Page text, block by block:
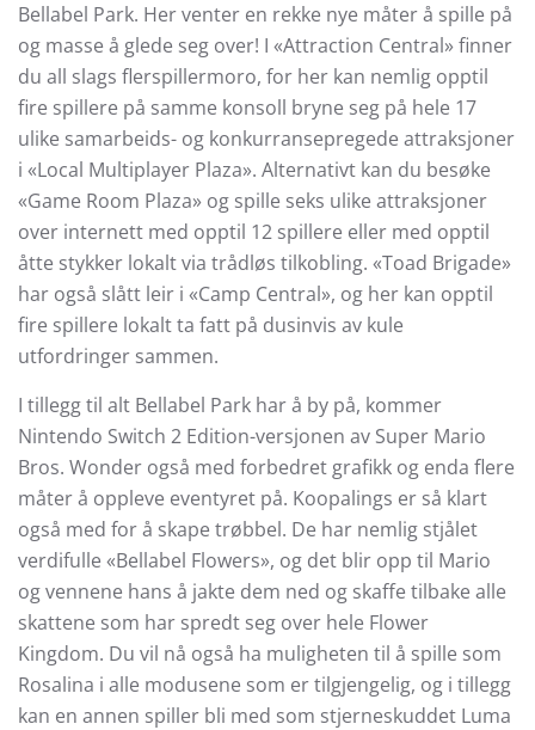
Bellabel Park. Her venter en rekke nye måter å spille på
og masse å glede seg over! I «Attraction Central» finner
du all slags flerspillermoro, for her kan nemlig opptil
fire spillere på samme konsoll bryne seg på hele 17
ulike samarbeids- og konkurransepregede attraksjoner
i «Local Multiplayer Plaza». Alternativt kan du besøke
«Game Room Plaza» og spille seks ulike attraksjoner
over internett med opptil 12 spillere eller med opptil
åtte stykker lokalt via trådløs tilkobling. «Toad Brigade»
har også slått leir i «Camp Central», og her kan opptil
fire spillere lokalt ta fatt på dusinvis av kule
utfordringer sammen.
I tillegg til alt Bellabel Park har å by på, kommer
Nintendo Switch 2 Edition-versjonen av Super Mario
Bros. Wonder også med forbedret grafikk og enda flere
måter å oppleve eventyret på. Koopalings er så klart
også med for å skape trøbbel. De har nemlig stjålet
verdifulle «Bellabel Flowers», og det blir opp til Mario
og vennene hans å jakte dem ned og skaffe tilbake alle
skattene som har spredt seg over hele Flower
Kingdom. Du vil nå også ha muligheten til å spille som
Rosalina i alle modusene som er tilgjengelig, og i tillegg
kan en annen spiller bli med som stjerneskuddet Luma